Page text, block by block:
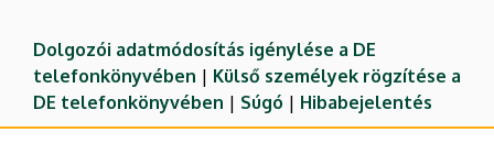
Dolgozói adatmódosítás igénylése a DE
telefonkönyvében | Külső személyek rögzítése a
DE telefonkönyvében | Súgó | Hibabejelentés